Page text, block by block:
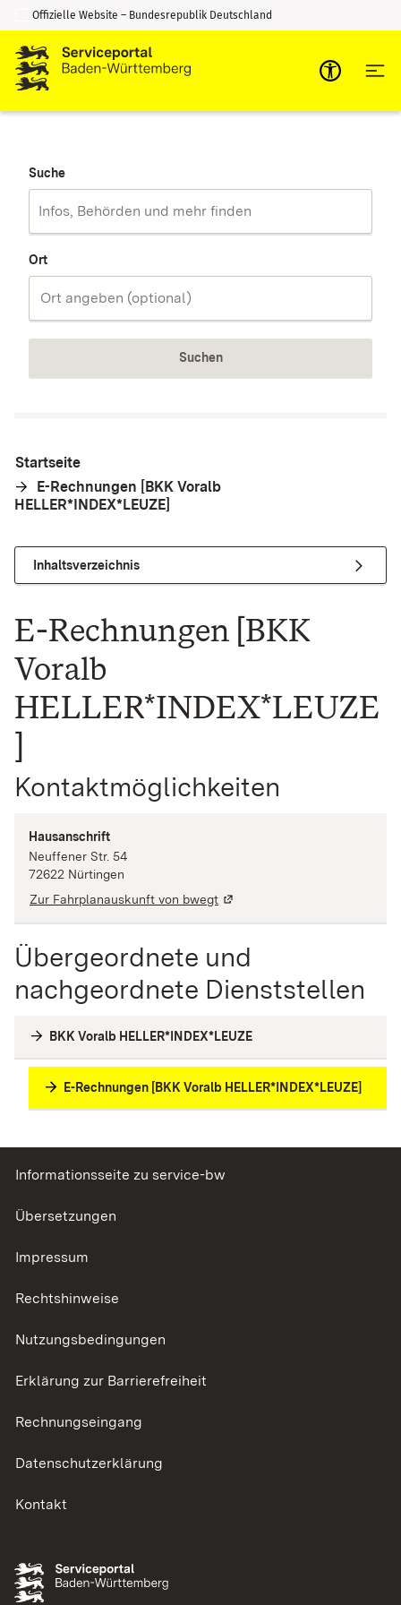
Zum Inhalt springen
Zur Suche springen
Offizielle Website – Bundesrepublik Deutschland
Suche
Ort
Suchen
Startseite
E-Rechnungen [BKK Voralb
HELLER*INDEX*LEUZE]
Inhaltsverzeichnis
E-Rechnungen [BKK
Voralb
HELLER*INDEX*LEUZE
]
Kontaktmöglichkeiten
Hausanschrift
Neuffener Str. 54
72622 Nürtingen
Zur Fahrplanauskunft von bwegt
Übergeordnete und
nachgeordnete Dienststellen
BKK Voralb HELLER*INDEX*LEUZE
E-Rechnungen [BKK Voralb HELLER*INDEX*LEUZE]
Informationsseite zu service-bw
Übersetzungen
Impressum
Rechtshinweise
Nutzungsbedingungen
Erklärung zur Barrierefreiheit
Rechnungseingang
Datenschutzerklärung
Kontakt